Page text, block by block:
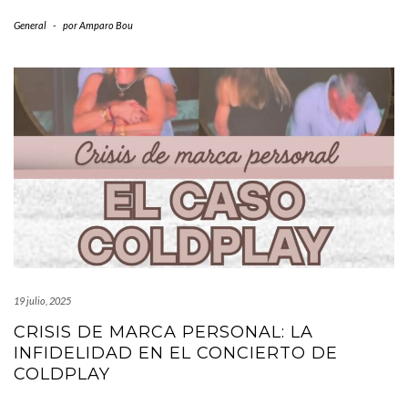
General - porAmparo Bou
19 julio, 2025
CRISIS DE MARCA PERSONAL: LA
INFIDELIDAD EN EL CONCIERTO DE
COLDPLAY